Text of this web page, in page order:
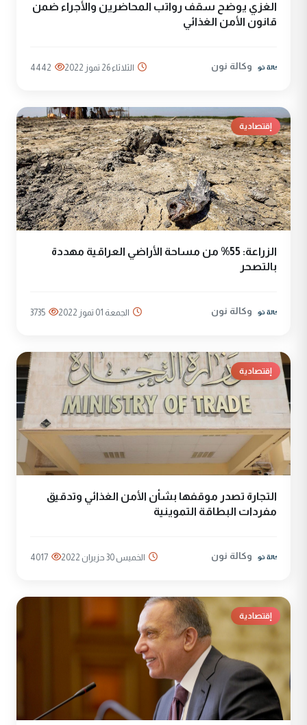
الغزي يوضح سقف رواتب المحاضرين والأجراء ضمن
قانون الأمن الغذائي
وكالة نون الثلاثاء 26 تموز 2022 4442
إقتصادية
الزراعة: 55‎% من مساحة الأراضي العراقية مهددة
بالتصحر
وكالة نون الجمعة 01 تموز 2022 3735
إقتصادية
التجارة تصدر موقفها بشأن الأمن الغذائي وتدقيق
مفردات البطاقة التموينية
وكالة نون الخميس 30 حزيران 2022 4017
إقتصادية